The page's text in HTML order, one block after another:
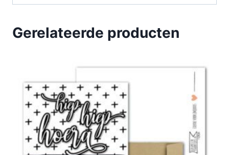
Gerelateerde producten